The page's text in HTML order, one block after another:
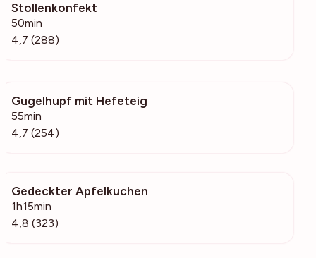
Stollenkonfekt
50min
4,7 (288)
Gugelhupf mit Hefeteig
55min
4,7 (254)
Gedeckter Apfelkuchen
1h15min
4,8 (323)